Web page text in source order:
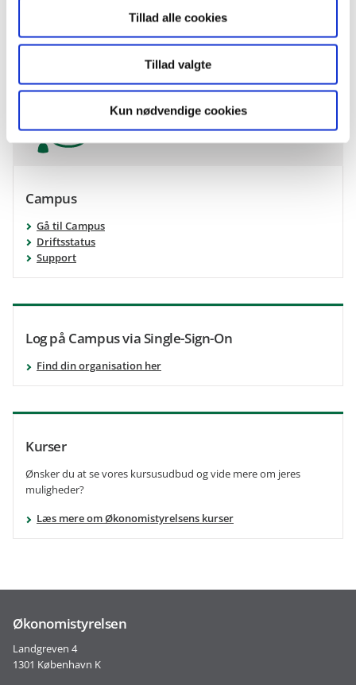
Tillad alle cookies
Tillad valgte
Kun nødvendige cookies
går ud over vejledningerne her på siden.
Se hvem, du skal kontakte for hjælp til Campus
Campus
Gå til Campus
Driftsstatus
Support
Log på Campus via Single-Sign-On
Find din organisation her
Kurser
Ønsker du at se vores kursusudbud og vide mere om jeres
muligheder?
Læs mere om Økonomistyrelsens kurser
Økonomistyrelsen
Landgreven 4
1301 København K